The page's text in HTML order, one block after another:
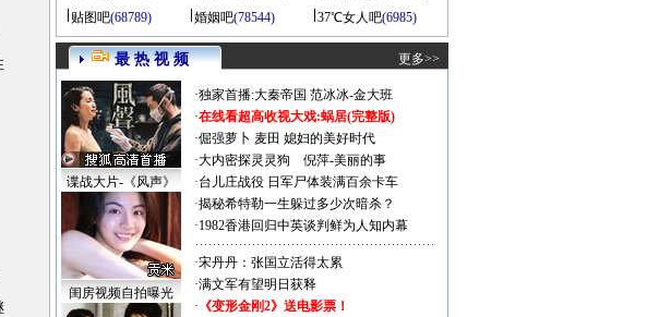
贴图吧(68789) 婚姻吧(78544) 37℃女人吧(6985)
最 热 视 频 更多>>
谍战大片-《风声》
闺房视频自拍曝光
·独家首播:大秦帝国 范冰冰-金大班
·在线看超高收视大戏:蜗居(完整版)
·倔强萝卜 麦田 媳妇的美好时代
·大内密探灵灵狗
倪萍-美丽的事
·台儿庄战役 日军尸体装满百余卡车
·揭秘希特勒一生躲过多少次暗杀？
·1982香港回归中英谈判鲜为人知内幕
·宋丹丹：张国立活得太累
·满文军有望明日获释
· 《变形金刚2》送电影票！